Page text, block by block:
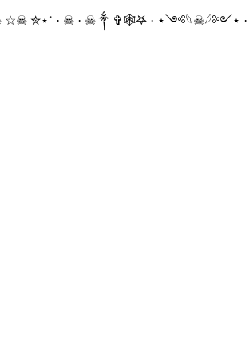
☠︎︎ ☆☠︎ ✮⋆˙ · ☠︎ · ☠︎︎༒︎✞︎🕸𖤐 · ⋆༺𓆩☠︎︎𓆪༻⋆